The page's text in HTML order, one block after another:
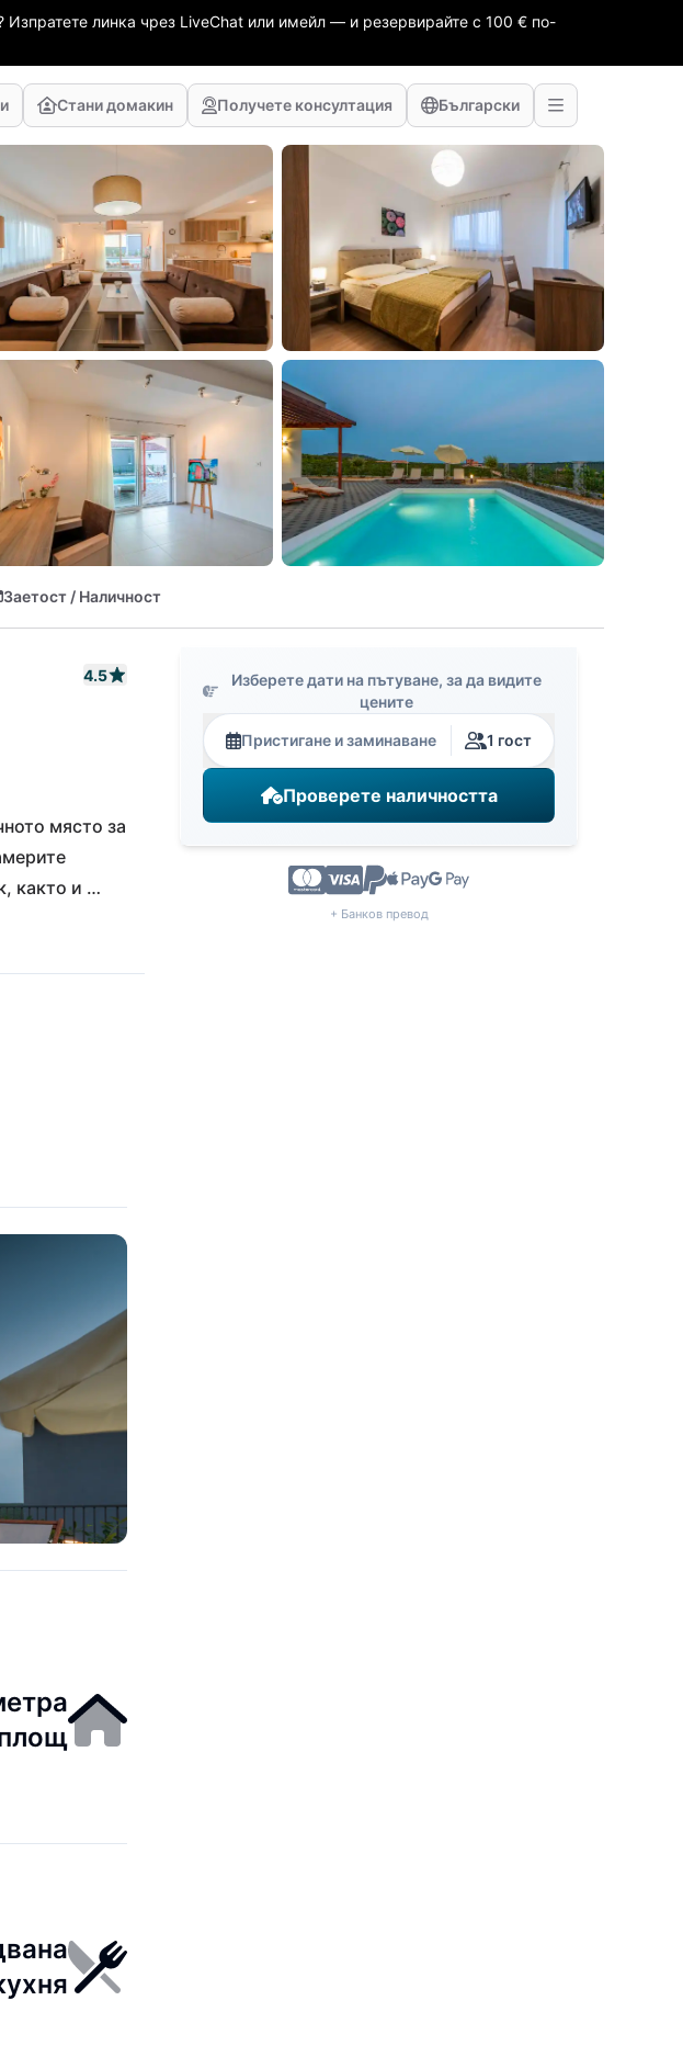
линка чрез LiveChat или имейл — и резервирайте с 100 € по-
Стани домакин Получете консултация Български
Заетост / Наличност
4.5
място за
както и
Сукосан
до
известният
Изберете дати на пътуване, за да видите
цените
Пристигане и заминаване 1 гост
Проверете наличността
+ Банков превод